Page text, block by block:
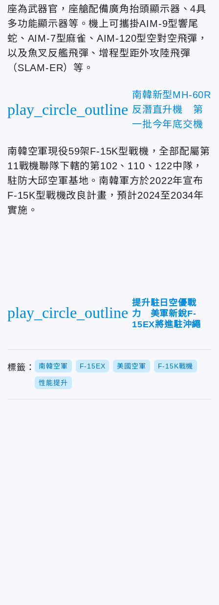
座為武器官，座艙配備廣角抬頭顯示器、4具
多功能顯示器等。機上可攜掛AIM-9型響尾
蛇、AIM-7型麻雀、AIM-120型空對空飛彈，
以及魚叉反艦飛彈、增程型距外攻陸飛彈
（SLAM-ER）等。
play_circle_outline
南韓新型MH-60R
反潛直升機 第
一批今年底交機
南韓空軍現役59架F-15K型戰機，全部配屬第
11戰機聯隊下轄的第102、110、122中隊，
駐防大邱空軍基地。南韓軍方於2022年宣布
F-15K型戰機改良計畫，預計2024至2034年
實施。
play_circle_outline
提升駐日空優戰
力 美軍新銳F-
15EX將進駐沖繩
標籤： 南韓空軍 F-15EX 美國空軍 F-15K戰機
性能提升